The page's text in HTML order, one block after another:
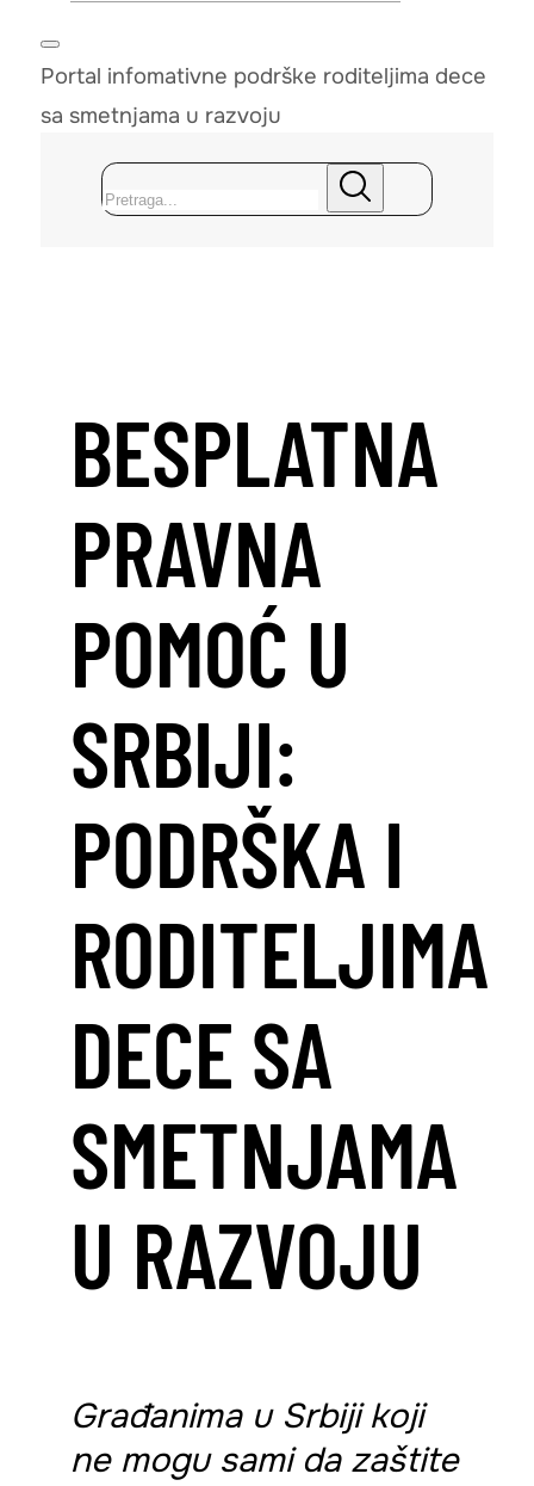
Portal infomativne podrške roditeljima dece
sa smetnjama u razvoju
Pretraga
BESPLATNA
PRAVNA
POMOĆ U
SRBIJI:
PODRŠKA I
RODITELJIMA
DECE SA
SMETNJAMA
U RAZVOJU
Građanima u Srbiji koji
ne mogu sami da zaštite